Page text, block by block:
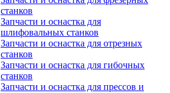
станков
Запчасти и оснастка для
шлифовальных станков
Запчасти и оснастка для отрезных
станков
Запчасти и оснастка для гибочных
станков
Запчасти и оснастка для прессов и